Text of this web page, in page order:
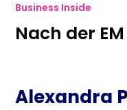
Business Inside
Nach der
Alexandra